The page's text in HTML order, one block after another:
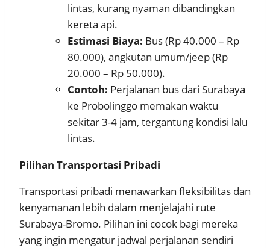
lintas, kurang nyaman dibandingkan
kereta api.
Estimasi Biaya: Bus (Rp 40.000 – Rp
80.000), angkutan umum/jeep (Rp
20.000 – Rp 50.000).
Contoh: Perjalanan bus dari Surabaya
ke Probolinggo memakan waktu
sekitar 3-4 jam, tergantung kondisi lalu
lintas.
Pilihan Transportasi Pribadi
Transportasi pribadi menawarkan fleksibilitas dan
kenyamanan lebih dalam menjelajahi rute
Surabaya-Bromo. Pilihan ini cocok bagi mereka
yang ingin mengatur jadwal perjalanan sendiri